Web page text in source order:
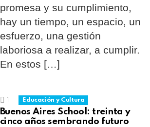
promesa y su cumplimiento,
hay un tiempo, un espacio, un
esfuerzo, una gestión
laboriosa a realizar, a cumplir.
En estos […]
Educación y Cultura
Buenos Aires School: treinta y
cinco años sembrando futuro